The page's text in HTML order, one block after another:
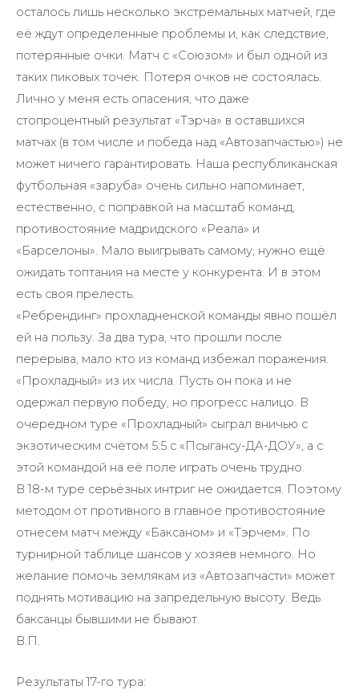
осталось лишь несколько экстремальных матчей, где
её ждут определенные проблемы и, как следствие,
потерянные очки. Матч с «Союзом» и был одной из
таких пиковых точек. Потеря очков не состоялась.
Лично у меня есть опасения, что даже
стопроцентный результат «Тэрча» в оставшихся
матчах (в том числе и победа над «Автозапчастью») не
может ничего гарантировать. Наша республиканская
футбольная «заруба» очень сильно напоминает,
естественно, с поправкой на масштаб команд,
противостояние мадридского «Реала» и
«Барселоны». Мало выигрывать самому, нужно ещё
ожидать топтания на месте у конкурента. И в этом
есть своя прелесть.
«Ребрендинг» прохладненской команды явно пошёл
ей на пользу. За два тура, что прошли после
перерыва, мало кто из команд избежал поражения.
«Прохладный» из их числа. Пусть он пока и не
одержал первую победу, но прогресс налицо. В
очередном туре «Прохладный» сыграл вничью с
экзотическим счётом 5:5 с «Псыгансу-ДА-ДОУ», а с
этой командой на её поле играть очень трудно.
В 18-м туре серьёзных интриг не ожидается. Поэтому
методом от противного в главное противостояние
отнесем матч между «Баксаном» и «Тэрчем». По
турнирной таблице шансов у хозяев немного. Но
желание помочь землякам из «Автозапчасти» может
поднять мотивацию на запредельную высоту. Ведь
баксанцы бывшими не бывают.
В.П.
Результаты 17-го тура: